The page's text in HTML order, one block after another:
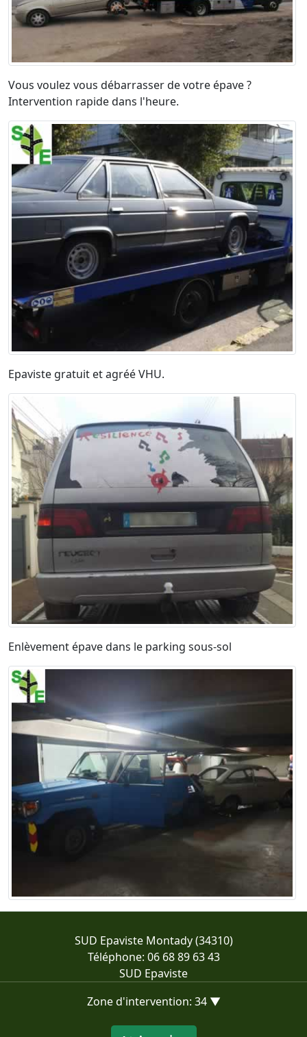
Vous voulez vous débarrasser de votre épave ?
Intervention rapide dans l'heure.
Epaviste gratuit et agréé VHU.
Enlèvement épave dans le parking sous-sol
SUD Epaviste Montady (34310)
Téléphone: 06 68 89 63 43
SUD Epaviste
Zone d'intervention: 34 ▼